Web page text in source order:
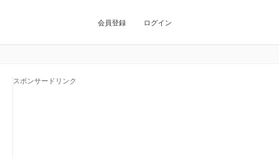
会員登録 ログイン
スポンサードリンク